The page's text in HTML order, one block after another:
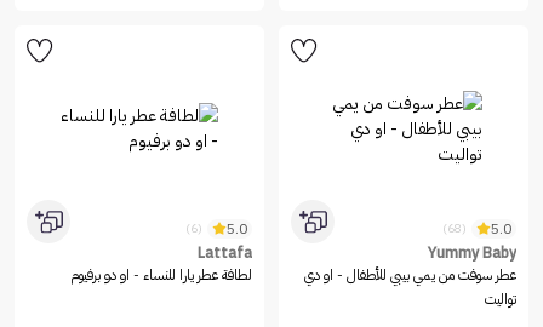
5.0
(68)
Yummy Baby
عطر سوفت من يمي بيبي للأطفال - او دي
تواليت
5.0
(6)
Lattafa
لطافة عطر يارا للنساء - او دو برفيوم